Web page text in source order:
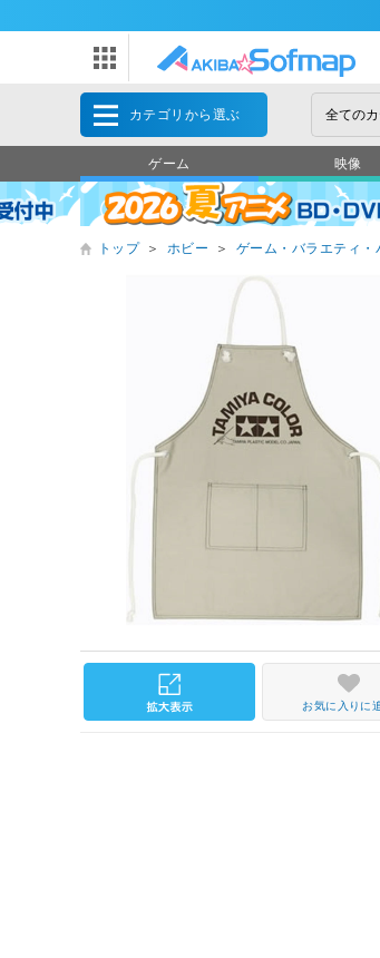
カテゴリから選ぶ
ゲーム 映像
トップ ＞ ホビー ＞ ゲーム・バラエティ・
お気に入りに